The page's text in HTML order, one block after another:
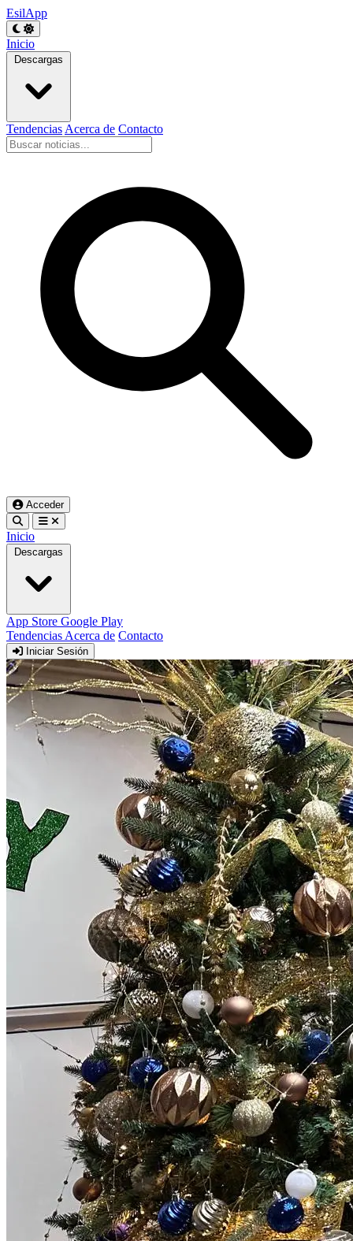
EsilApp
Inicio
Descargas
Tendencias Acerca de Contacto
Acceder
Inicio
Descargas
App Store Google Play
Tendencias Acerca de Contacto
Iniciar Sesión